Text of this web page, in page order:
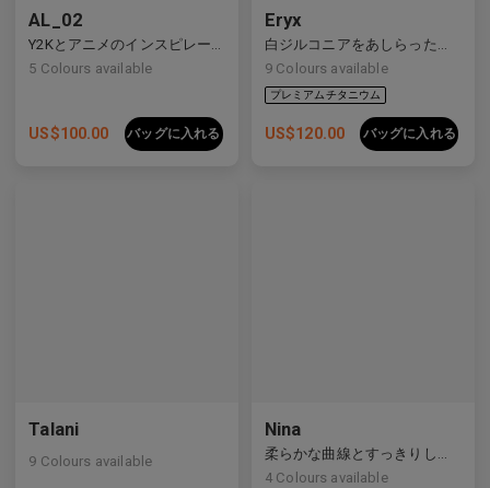
AL_02
Y2Kとアニメのインスピレーションを受けたディテールを備えた洗練されたハーフリムデザイン。
5 Colours available
US$100.00 バッグに入れる
Eryx
白ジルコニアをあしらったプレミアムチタンの長方形フレームは、前衛的なデザインと強烈な輝きを見せています。
9 Colours available
US$120.00 バッグに入れる
Talani
9 Colours available
Nina
柔らかな曲線とすっきりしたラインをバランスよく備えた洗練された複合素材フレーム。
4 Colours available